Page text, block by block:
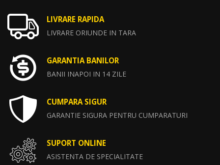
LIVRARE RAPIDA
LIVRARE ORIUNDE IN TARA
GARANTIA BANILOR
BANII INAPOI IN 14 ZILE
CUMPARA SIGUR
GARANTIE SIGURA PENTRU CUMPARATURI
SUPORT ONLINE
ASISTENTA DE SPECIALITATE